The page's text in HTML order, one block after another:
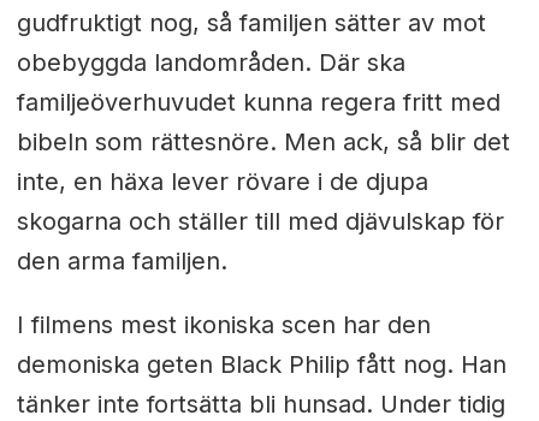
gudfruktigt nog, så familjen sätter av mot
obebyggda landområden. Där ska
familjeöverhuvudet kunna regera fritt med
bibeln som rättesnöre. Men ack, så blir det
inte, en häxa lever rövare i de djupa
skogarna och ställer till med djävulskap för
den arma familjen.
I filmens mest ikoniska scen har den
demoniska geten Black Philip fått nog. Han
tänker inte fortsätta bli hunsad. Under tidig